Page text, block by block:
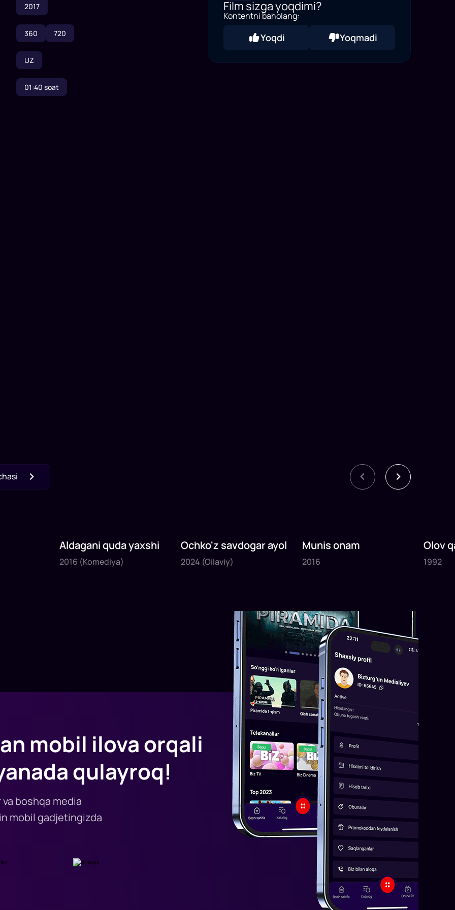
2017
360 720
UZ
01:40 soat
Film sizga yoqdimi?
Kontentni baholang:
Yoqdi Yoqmadi
2016
1x82daq.
Aldagani quda yaxshi
2016 (Komediya)
2024
1x46daq.
Ochko'z savdogar ayol
2024 (Oilaviy)
2016
1x110
Munis onam
2016
1992
1x90
Olov
1992
mobil ilova orqali
qulayroq!
boshqa media
mobil gadjetingizda